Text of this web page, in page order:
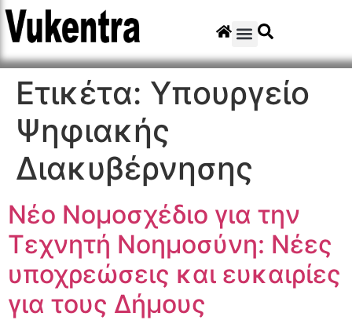
Ετικέτα: Υπουργείο
Ψηφιακής
Διακυβέρνησης
Νέο Νομοσχέδιο για την
Τεχνητή Νοημοσύνη: Νέες
υποχρεώσεις και ευκαιρίες
για τους Δήμους